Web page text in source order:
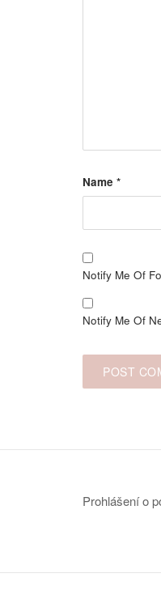
Name *
Notify Me Of
Notify Me Of
Prohlášení o